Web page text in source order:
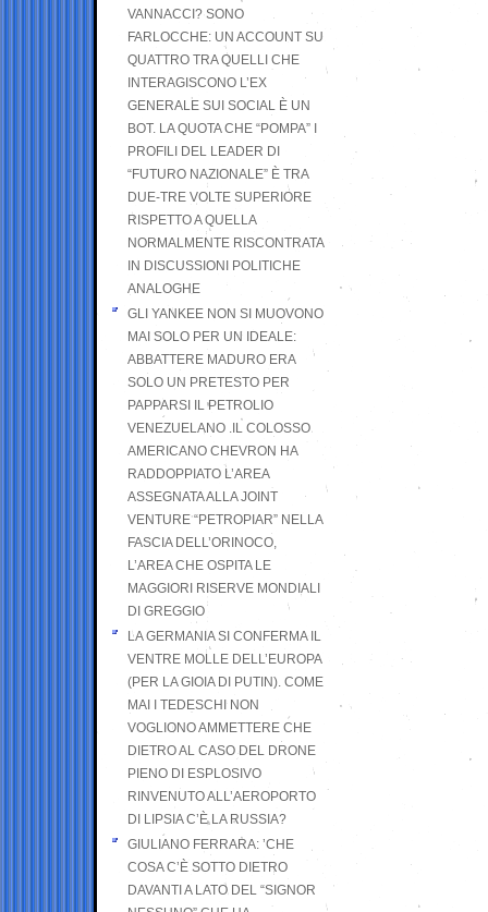
VANNACCI? SONO
FARLOCCHE: UN ACCOUNT SU
QUATTRO TRA QUELLI CHE
INTERAGISCONO L’EX
GENERALE SUI SOCIAL È UN
BOT. LA QUOTA CHE “POMPA” I
PROFILI DEL LEADER DI
“FUTURO NAZIONALE” È TRA
DUE-TRE VOLTE SUPERIORE
RISPETTO A QUELLA
NORMALMENTE RISCONTRATA
IN DISCUSSIONI POLITICHE
ANALOGHE
GLI YANKEE NON SI MUOVONO
MAI SOLO PER UN IDEALE:
ABBATTERE MADURO ERA
SOLO UN PRETESTO PER
PAPPARSI IL PETROLIO
VENEZUELANO .IL COLOSSO
AMERICANO CHEVRON HA
RADDOPPIATO L’AREA
ASSEGNATA ALLA JOINT
VENTURE “PETROPIAR” NELLA
FASCIA DELL’ORINOCO,
L’AREA CHE OSPITA LE
MAGGIORI RISERVE MONDIALI
DI GREGGIO
LA GERMANIA SI CONFERMA IL
VENTRE MOLLE DELL’EUROPA
(PER LA GIOIA DI PUTIN). COME
MAI I TEDESCHI NON
VOGLIONO AMMETTERE CHE
DIETRO AL CASO DEL DRONE
PIENO DI ESPLOSIVO
RINVENUTO ALL’AEROPORTO
DI LIPSIA C’È LA RUSSIA?
GIULIANO FERRARA: ’CHE
COSA C’È SOTTO DIETRO
DAVANTI A LATO DEL “SIGNOR